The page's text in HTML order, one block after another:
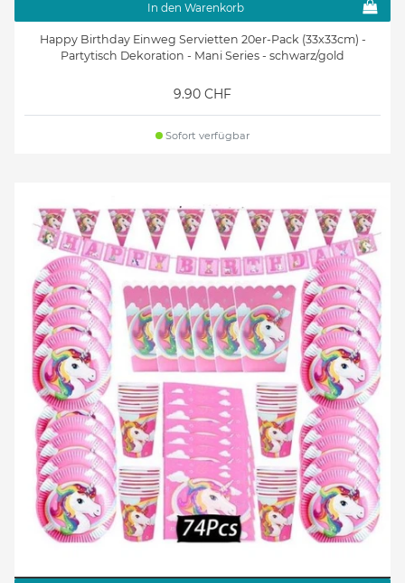
In den Warenkorb
Happy Birthday Einweg Servietten 20er-Pack (33x33cm) -
Partytisch Dekoration - Mani Series - schwarz/gold
9.90 CHF
Sofort verfügbar